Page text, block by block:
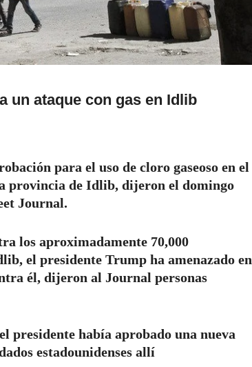
un ataque con gas en Idlib
para el uso de cloro gaseoso en el
provincia de Idlib, dijeron el domingo
Journal.
los aproximadamente 70,000
el presidente Trump ha amenazado en
él, dijeron al Journal personas
presidente había aprobado una nueva
estadounidenses allí